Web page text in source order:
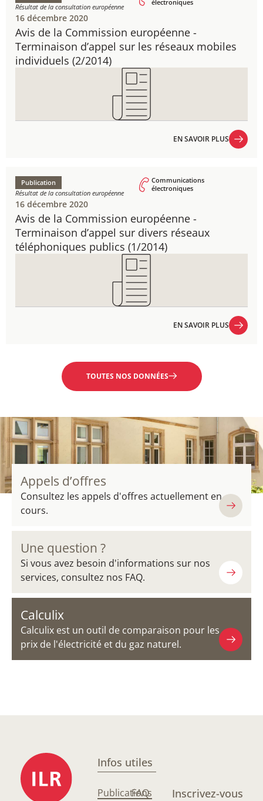
Avis de la Commission européenne - ​
Terminaison d’appel sur les réseaux mobiles
individuels ​(2/2014)
Résultat de la consultation européenne
électroniques
16 décembre 2020
EN SAVOIR PLUS
Avis de la Commission européenne - ​
Terminaison d’appel sur divers réseaux
téléphoniques publics (1/2014)
Publication
Résultat de la consultation européenne
Communications
électroniques
16 décembre 2020
EN SAVOIR PLUS
TOUTES NOS DONNÉES
Appels d’offres
Consultez les appels d'offres actuellement en
cours.
Une question ?
Si vous avez besoin d'informations sur nos
services, consultez nos FAQ.
Calculix
Calculix est un outil de comparaison pour les
prix de l'électricité et du gaz naturel.
Infos utiles
Publications
FAQ Inscrivez-vous